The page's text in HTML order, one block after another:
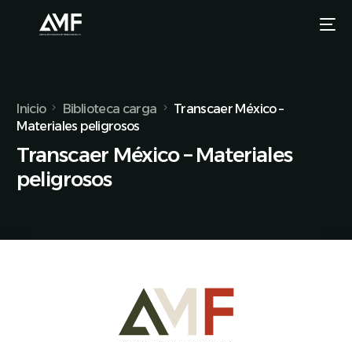
Inicio Biblioteca carga
Transcaer México –
Materiales peligrosos
Transcaer México – Materiales
peligrosos